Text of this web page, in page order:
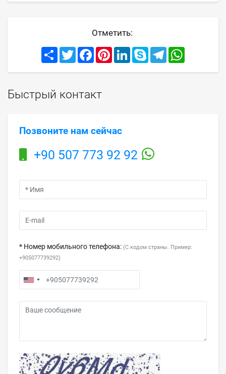
Отметить:
Share TwitterFacebookPinterestLinkedInSkype Telegram
Быстрый контакт
Позвоните нам сейчас
+90 507 773 92 92
* Номер мобильного телефона: (С кодом страны. Пример:
+905077739292)